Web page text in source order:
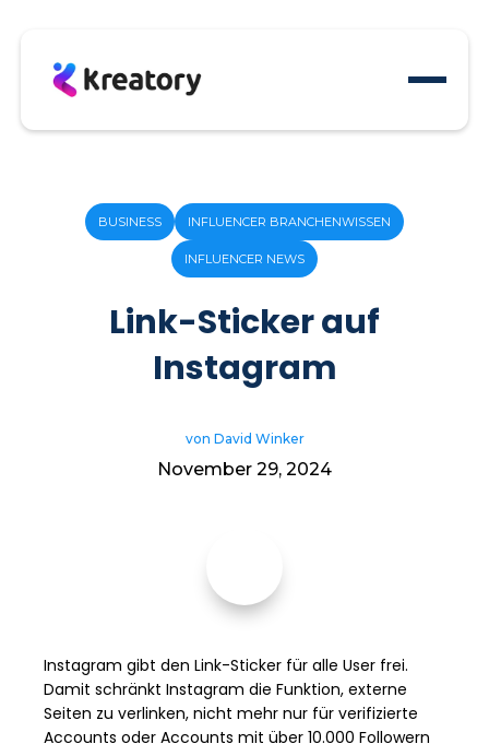
BUSINESS INFLUENCER BRANCHENWISSEN
INFLUENCER NEWS
Link-Sticker auf
Instagram
von David Winker
November 29, 2024
Instagram gibt den Link-Sticker für alle User frei.
Damit schränkt Instagram die Funktion, externe
Seiten zu verlinken, nicht mehr nur für verifizierte
Accounts oder Accounts mit über 10.000 Followern